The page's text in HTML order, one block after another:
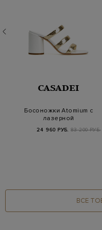
CASADEI
Босоножки Atomium с
лазерной
металлизированной
гравиро…
24 960 РУБ. 83 200 РУБ.
ВСЕ